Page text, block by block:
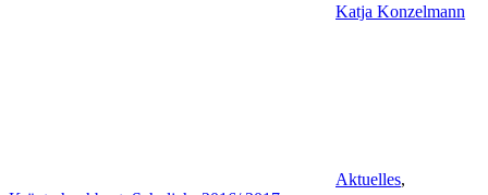
Katja Konzelmann
Aktuelles,